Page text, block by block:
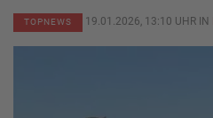
TOPNEWS 19.01.2026, 13:10 UHR IN